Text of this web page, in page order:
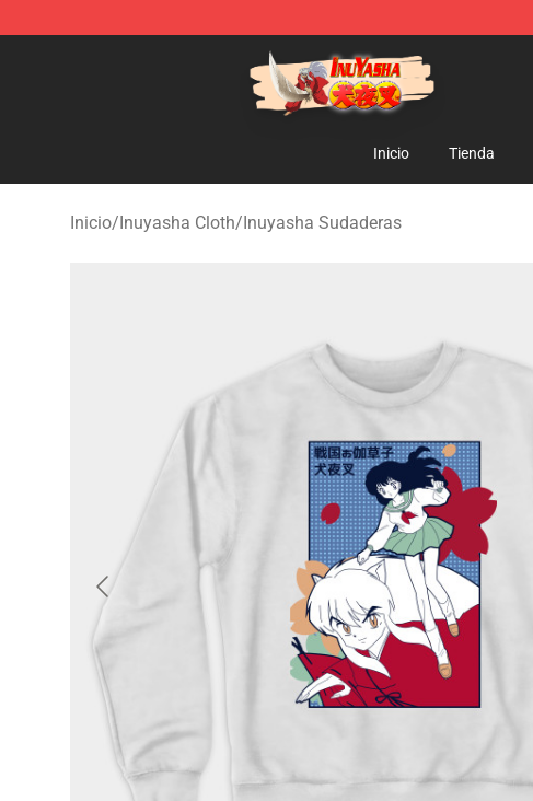
Inuyasha Store - Official Inuyasha Merchandise Shop
Inicio Tienda
Inicio/Inuyasha Cloth/Inuyasha Sudaderas